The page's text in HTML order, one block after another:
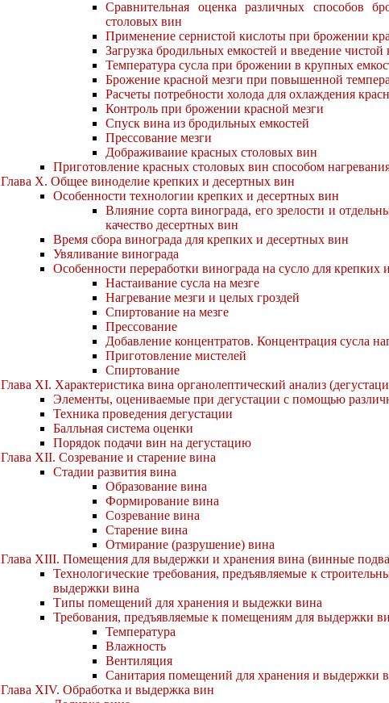
Сравнительная оценка различных способов
столовых вин
Применение сернистой кислоты при брожении
Загрузка бродильных емкостей и введение
Температура сусла при брожении в крупных
Брожение красной мезги при повышенной
Расчеты потребности холода для охлаждения
Контроль при брожении красной мезги
Спуск вина из бродильных емкостей
Прессование мезги
Дображиваиие красных столовых вин
Приготовление красных столовых вин способом
Глава X. Общее виноделие крепких и десертных вин
Особенности технологии крепких и десертных вин
Влияние сорта винограда, его зрелости и
качество десертных вин
Время сбора винограда для крепких и десертных вин
Увяливание винограда
Особенности переработки винограда на сусло для крепких
Настаивание сусла на мезге
Нагревание мезги и целых гроздей
Спиртование на мезге
Прессование
Добавление концентратов. Концентрация сусла
Приготовление мистелей
Спиртование
Глава XI. Характеристика вина органолептический анализ
Элементы, оцениваемые при дегустации с помощью
Техника проведения дегустации
Балльная система оценки
Порядок подачи вин на дегустацию
Глава XII. Созревание и старение вина
Стадии развития вина
Образование вина
Формирование вина
Созревание вина
Старение вина
Отмирание (разрушение) вина
Глава XIII. Помещения для выдержки и хранения вина (винные
Технологические требования, предъявляемые к
выдержки вина
Типы помещений для хранения и выдежки вина
Требования, предъявляемые к помещениям для выдержки
Температура
Влажность
Вентиляция
Санитария помещений для хранения и выдержки
Глава XIV. Обработка и выдержка вин